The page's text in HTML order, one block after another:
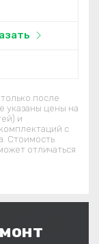
после
указаны цены на
и
c
Стоимость
отличаться